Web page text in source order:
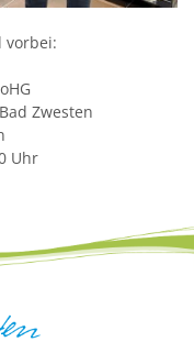
vorbei:
Zwesten
Uhr